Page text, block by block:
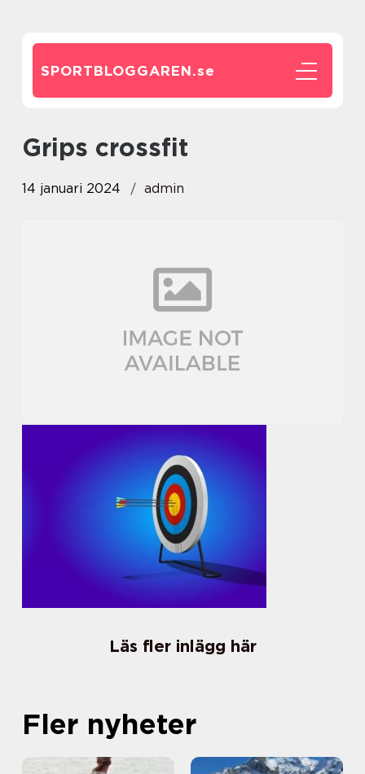
SPORTBLOGGAREN.se
grips crossfit
14 januari 2024 admin
Läs fler inlägg här
Fler nyheter